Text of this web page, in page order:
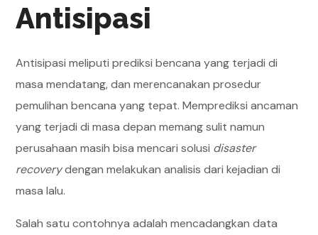
Antisipasi
Antisipasi meliputi prediksi bencana yang terjadi di
masa mendatang, dan merencanakan prosedur
pemulihan bencana yang tepat. Memprediksi ancaman
yang terjadi di masa depan memang sulit namun
perusahaan masih bisa mencari solusi disaster
recoverydengan melakukan analisis dari kejadian di
masa lalu.
Salah satu contohnya adalah mencadangkan data